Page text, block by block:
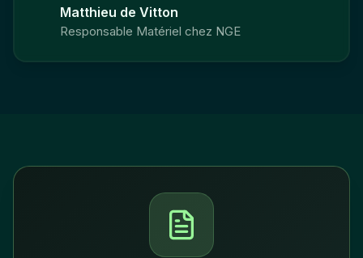
Matthieu de Vitton
Responsable Matériel chez NGE